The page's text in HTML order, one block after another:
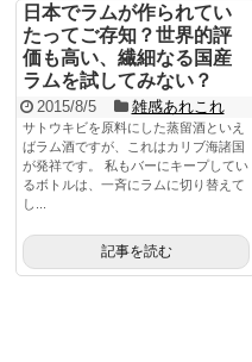
日本でラムが作られてい
たってご存知？世界的評
価も高い、繊細なる国産
ラムを試してみない？
2015/8/5 雑感あれこれ
サトウキビを原料にした蒸留酒といえ
ばラム酒ですが、これはカリブ海諸国
が発祥です。 私もバーにキープしてい
るボトルは、一斉にラムに切り替えて
し...
記事を読む